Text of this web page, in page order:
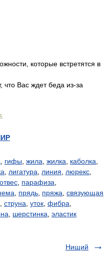
которые встретятся в
Вас ждет беда из-за
гифы жила жилка каболка
лигатура линия люрекс
отвес парафиза
прядь пряжа связующая
струна уток фибра
шерстинка эластик
Нищий